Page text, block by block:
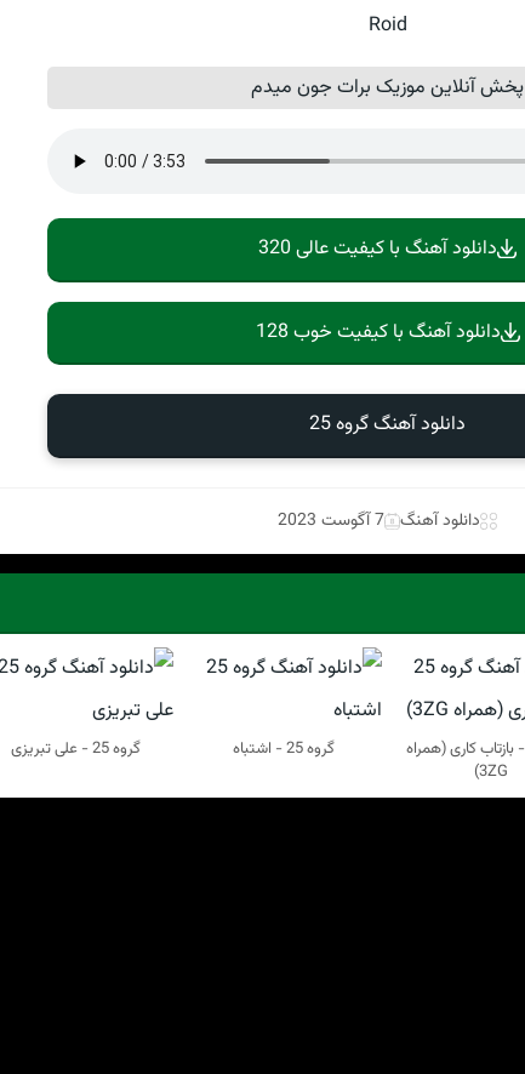
Roid
پخش آنلاین موزیک برات جون میدم
دانلود آهنگ با کیفیت عالی 320
دانلود آهنگ با کیفیت خوب 128
دانلود آهنگ گروه 25
دانلود آهنگ 7 آگوست 2023
گروه 25 - بازتاب کاری (همراه
3ZG)
گروه 25 - اشتباه گروه 25 - علی تبریزی